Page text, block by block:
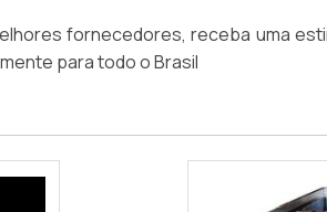
fornecedores, receba uma
para todo o Brasil